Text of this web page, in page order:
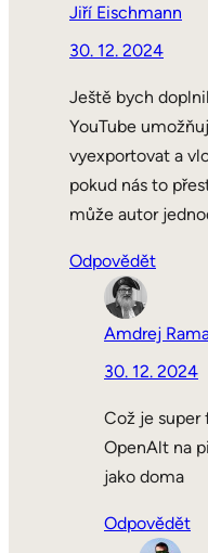
Jiří Eischmann
30. 12. 2024
Ještě bych
YouTube
vyexportovat a
pokud nás to
může autor
Odpovědět
Amdrej
30. 12. 2024
Což je super
OpenAlt na
jako doma
Odpovědět